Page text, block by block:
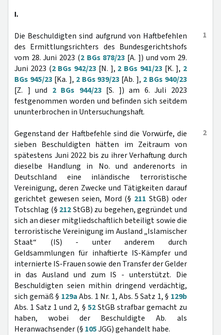
I.
1
Die Beschuldigten sind aufgrund von Haftbefehlen
des Ermittlungsrichters des Bundesgerichtshofs
vom 28. Juni 2023 (2 BGs 878/23 [A. ]) und vom 29.
Juni 2023 (2 BGs 942/23 [N. ], 2 BGs 941/23[K. ], 2
BGs 945/23[Ka. ], 2 BGs 939/23 [Ab. ], 2 BGs 940/23
[Z. ] und 2 BGs 944/23[S. ]) am 6. Juli 2023
festgenommen worden und befinden sich seitdem
ununterbrochen in Untersuchungshaft.
2
Gegenstand der Haftbefehle sind die Vorwürfe, die
sieben Beschuldigten hätten im Zeitraum von
spätestens Juni 2022 bis zu ihrer Verhaftung durch
dieselbe Handlung in No. und anderenorts in
Deutschland eine inländische terroristische
Vereinigung, deren Zwecke und Tätigkeiten darauf
gerichtet gewesen seien, Mord (§ 211 StGB) oder
Totschlag (§ 212StGB) zu begehen, gegründet und
sich an dieser mitgliedschaftlich beteiligt sowie die
terroristische Vereinigung im Ausland „Islamischer
Staat“ (IS) - unter anderem durch
Geldsammlungen für inhaftierte IS-Kämpfer und
internierte IS-Frauen sowie den Transfer der Gelder
in das Ausland und zum IS - unterstützt. Die
Beschuldigten seien mithin dringend verdächtig,
sich gemäß § 129aAbs. 1 Nr. 1, Abs. 5 Satz 1, § 129b
Abs. 1 Satz 1 und 2, § 52StGB strafbar gemacht zu
haben, wobei der Beschuldigte Ab. als
Heranwachsender (§ 105JGG) gehandelt habe.